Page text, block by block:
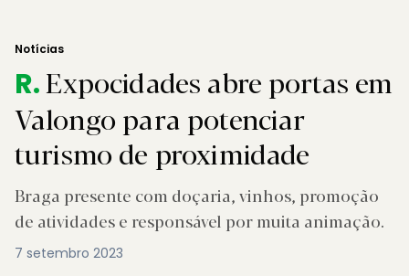
Notícias
R.Expocidades abre portas em
Valongo para potenciar
turismo de proximidade
Braga presente com doçaria, vinhos, promoção
de atividades e responsável por muita animação.
7 setembro 2023